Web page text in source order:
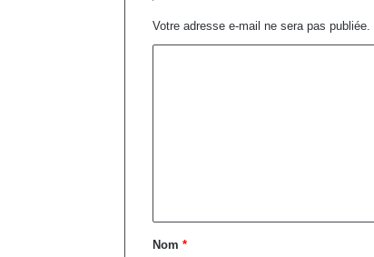
Votre adresse e-mail ne sera pas publiée.
Nom *